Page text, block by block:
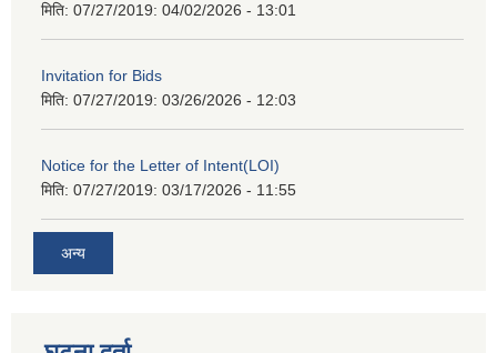
मिति: 07/27/2019: 04/02/2026 - 13:01
Invitation for Bids
मिति: 07/27/2019: 03/26/2026 - 12:03
Notice for the Letter of Intent(LOI)
मिति: 07/27/2019: 03/17/2026 - 11:55
अन्य